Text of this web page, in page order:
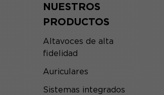
NUESTROS
PRODUCTOS
Altavoces de alta
fidelidad
Auriculares
Sistemas integrados